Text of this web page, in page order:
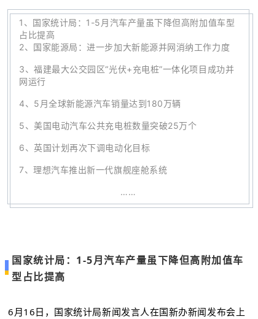
1 、 国家统计局：1-5月汽车产量虽下降但高附加值车型
占比提高
2、 国家能源局：进一步加大新能源并网消纳工作力度
3、福建最大公交园区“光伏+充电桩”一体化项目成功并
网运行
4、 5月全球新能源汽车销量达到180万辆
5、美国电动汽车公共充电桩数量突破25万个
6、英国计划再次下调电动化目标
7、理想汽车推出新一代旗舰座舱系统
……
国家统计局：1-5月汽车产量虽下降但高附加值车
型占比提高
6月16日，国家统计局新闻发言人在国新办新闻发布会上